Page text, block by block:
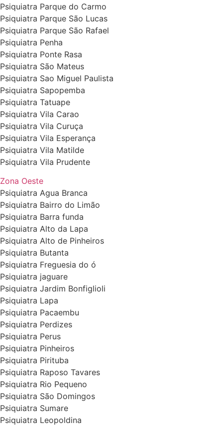
Psiquiatra Parque do Carmo
Psiquiatra Parque São Lucas
Psiquiatra Parque São Rafael
Psiquiatra Penha
Psiquiatra Ponte Rasa
Psiquiatra São Mateus
Psiquiatra Sao Miguel Paulista
Psiquiatra Sapopemba
Psiquiatra Tatuape
Psiquiatra Vila Carao
Psiquiatra Vila Curuça
Psiquiatra Vila Esperança
Psiquiatra Vila Matilde
Psiquiatra Vila Prudente
Zona Oeste
Psiquiatra Agua Branca
Psiquiatra Bairro do Limão
Psiquiatra Barra funda
Psiquiatra Alto da Lapa
Psiquiatra Alto de Pinheiros
Psiquiatra Butanta
Psiquiatra Freguesia do ó
Psiquiatra jaguare
Psiquiatra Jardim Bonfiglioli
Psiquiatra Lapa
Psiquiatra Pacaembu
Psiquiatra Perdizes
Psiquiatra Perus
Psiquiatra Pinheiros
Psiquiatra Pirituba
Psiquiatra Raposo Tavares
Psiquiatra Rio Pequeno
Psiquiatra São Domingos
Psiquiatra Sumare
Psiquiatra Leopoldina